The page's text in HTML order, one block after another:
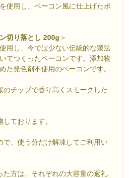
使用し、ベーコン風に仕上げたボ
切り落とし 200g ＞
用し、今では少ない伝統的な製法
てつくったベーコンです。添加物
た発色剤不使用のベーコンです。
のチップで香り高くスモークした
ております。
で、使う分だけ解凍してご利用い
た方は、それぞれの大容量の返礼